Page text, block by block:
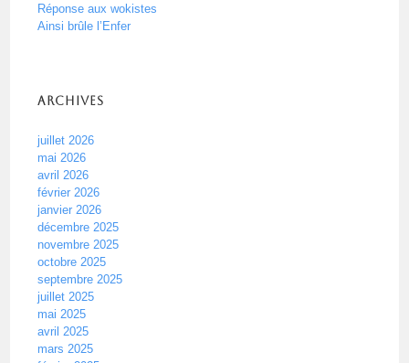
Réponse aux wokistes
Ainsi brûle l’Enfer
Archives
juillet 2026
mai 2026
avril 2026
février 2026
janvier 2026
décembre 2025
novembre 2025
octobre 2025
septembre 2025
juillet 2025
mai 2025
avril 2025
mars 2025